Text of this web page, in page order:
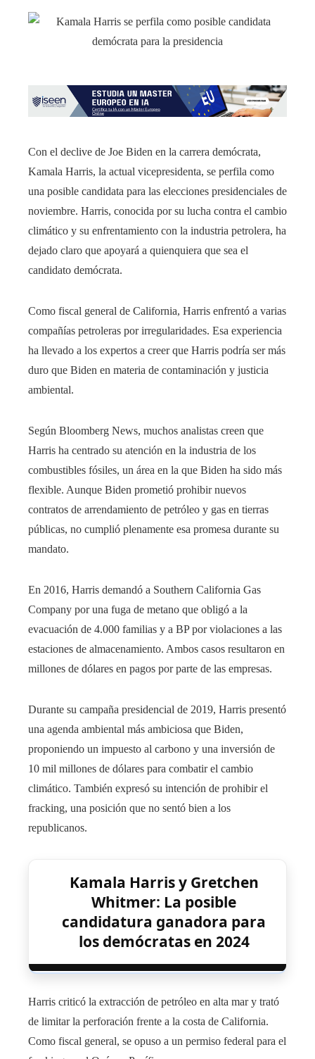
Con el declive de Joe Biden en la carrera demócrata,
Kamala Harris, la actual vicepresidenta, se perfila como
una posible candidata para las elecciones presidenciales de
noviembre. Harris, conocida por su lucha contra el cambio
climático y su enfrentamiento con la industria petrolera, ha
dejado claro que apoyará a quienquiera que sea el
candidato demócrata.
Como fiscal general de California, Harris enfrentó a varias
compañías petroleras por irregularidades. Esa experiencia
ha llevado a los expertos a creer que Harris podría ser más
duro que Biden en materia de contaminación y justicia
ambiental.
Según Bloomberg News, muchos analistas creen que
Harris ha centrado su atención en la industria de los
combustibles fósiles, un área en la que Biden ha sido más
flexible. Aunque Biden prometió prohibir nuevos
contratos de arrendamiento de petróleo y gas en tierras
públicas, no cumplió plenamente esa promesa durante su
mandato.
En 2016, Harris demandó a Southern California Gas
Company por una fuga de metano que obligó a la
evacuación de 4.000 familias y a BP por violaciones a las
estaciones de almacenamiento. Ambos casos resultaron en
millones de dólares en pagos por parte de las empresas.
Durante su campaña presidencial de 2019, Harris presentó
una agenda ambiental más ambiciosa que Biden,
proponiendo un impuesto al carbono y una inversión de
10 mil millones de dólares para combatir el cambio
climático. También expresó su intención de prohibir el
fracking, una posición que no sentó bien a los
republicanos.
Kamala Harris y Gretchen
Whitmer: La posible
candidatura ganadora para
los demócratas en 2024
Harris criticó la extracción de petróleo en alta mar y trató
de limitar la perforación frente a la costa de California.
Como fiscal general, se opuso a un permiso federal para el